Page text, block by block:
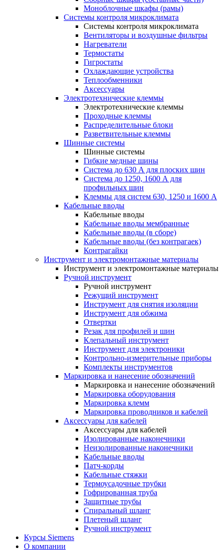
Моноблочные шкафы (рамы)
Системы контроля микроклимата
Системы контроля микроклимата
Вентиляторы и воздушные фильтры
Нагреватели
Термостаты
Гигростаты
Охлаждающие устройства
Теплообменники
Аксессуары
Электротехнические клеммы
Электротехнические клеммы
Проходные клеммы
Распределительные блоки
Разветвительные клеммы
Шинные системы
Шинные системы
Гибкие медные шины
Система до 630 А для плоских шин
Система до 1250, 1600 А для
профильных шин
Клеммы для систем 630, 1250 и 1600 А
Кабельные вводы
Кабельные вводы
Кабельные вводы мембранные
Кабельные вводы (в сборе)
Кабельные вводы (без контрагаек)
Контрагайки
Инструмент и электромонтажные материалы
Инструмент и электромонтажные материалы
Ручной инструмент
Ручной инструмент
Режущий инструмент
Инструмент для снятия изоляции
Инструмент для обжима
Отвертки
Резак для профилей и шин
Клепальный инструмент
Инструмент для электроники
Контрольно-измерительные приборы
Комплекты инструментов
Маркировка и нанесение обозначений
Маркировка и нанесение обозначений
Маркировка оборудования
Маркировка клемм
Маркировка проводников и кабелей
Аксессуары для кабелей
Аксессуары для кабелей
Изолированные наконечники
Неизолированные наконечники
Кабельные вводы
Патч-корды
Кабельные стяжки
Термоусадочные трубки
Гофрированная труба
Защитные трубы
Спиральный шланг
Плетеный шланг
Ручной инструмент
Курсы Siemens
О компании